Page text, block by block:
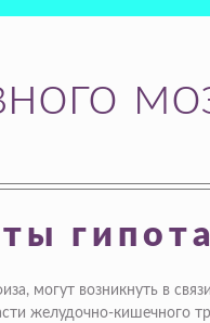
могут возникнуть в
желудочно-кишечного